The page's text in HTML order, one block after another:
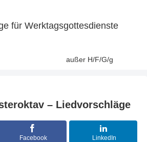
für Werktagsgottesdienste
außer H/F/G/g
– Liedvorschläge
Facebook LinkedIn